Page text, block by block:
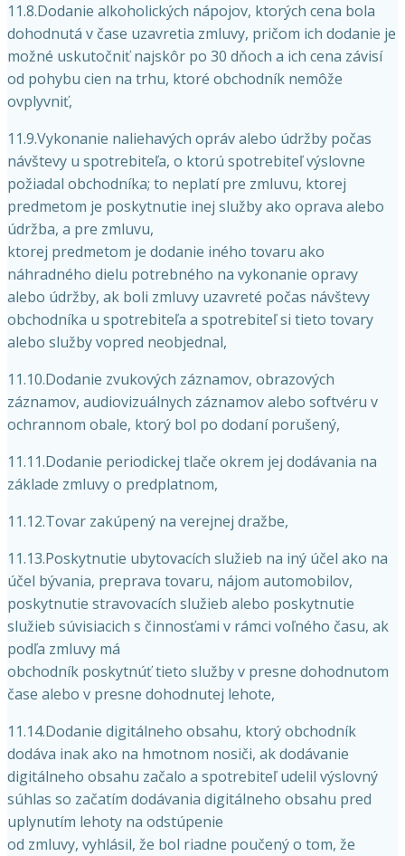
11.8.Dodanie alkoholických nápojov, ktorých cena bola
dohodnutá v čase uzavretia zmluvy, pričom ich dodanie je
možné uskutočniť najskôr po 30 dňoch a ich cena závisí
od pohybu cien na trhu, ktoré obchodník nemôže
ovplyvniť,
11.9.Vykonanie naliehavých opráv alebo údržby počas
návštevy u spotrebiteľa, o ktorú spotrebiteľ výslovne
požiadal obchodníka; to neplatí pre zmluvu, ktorej
predmetom je poskytnutie inej služby ako oprava alebo
údržba, a pre zmluvu,
ktorej predmetom je dodanie iného tovaru ako
náhradného dielu potrebného na vykonanie opravy
alebo údržby, ak boli zmluvy uzavreté počas návštevy
obchodníka u spotrebiteľa a spotrebiteľ si tieto tovary
alebo služby vopred neobjednal,
11.10.Dodanie zvukových záznamov, obrazových
záznamov, audiovizuálnych záznamov alebo softvéru v
ochrannom obale, ktorý bol po dodaní porušený,
11.11.Dodanie periodickej tlače okrem jej dodávania na
základe zmluvy o predplatnom,
11.12.Tovar zakúpený na verejnej dražbe,
11.13.Poskytnutie ubytovacích služieb na iný účel ako na
účel bývania, preprava tovaru, nájom automobilov,
poskytnutie stravovacích služieb alebo poskytnutie
služieb súvisiacich s činnosťami v rámci voľného času, ak
podľa zmluvy má
obchodník poskytnúť tieto služby v presne dohodnutom
čase alebo v presne dohodnutej lehote,
11.14.Dodanie digitálneho obsahu, ktorý obchodník
dodáva inak ako na hmotnom nosiči, ak dodávanie
digitálneho obsahu začalo a spotrebiteľ udelil výslovný
súhlas so začatím dodávania digitálneho obsahu pred
uplynutím lehoty na odstúpenie
od zmluvy, vyhlásil, že bol riadne poučený o tom, že